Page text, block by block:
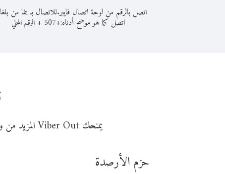
اتصل بالرقم من لوحة اتصال فايبر.للاتصال بـ بنما من
اتصل كما هو موضح أدناه:+
507
+الرقم المحلي
يمنحك Viber Out المزيد من وقت المكالمة مقابل تكلفة أقل من المال. اختر من أحد خيارات الاتصال المرنة ذات السعر المنخفض:
حزم الأرصدة